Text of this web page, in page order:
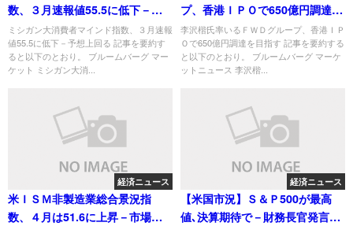
数、３月速報値55.5に低下－予
想上回る
ミシガン大消費者マインド指数、３月速報
値55.5に低下－予想上回る 記事を要約す
ると以下のとおり。 ブルームバーグ マー
ケット ミシガン大消...
プ、香港ＩＰＯで650億円調達を
目指す
李沢楷氏率いるＦＷＤグループ、香港ＩＰ
Ｏで650億円調達を目指す 記事を要約する
と以下のとおり。 ブルームバーグ マーケ
ットニュース 李沢楷...
経済ニュース
米ＩＳＭ非製造業総合景況指
数、４月は51.6に上昇－市場予
経済ニュース
【米国市況】Ｓ＆Ｐ500が最高
値､決算期待で－財務長官発言で